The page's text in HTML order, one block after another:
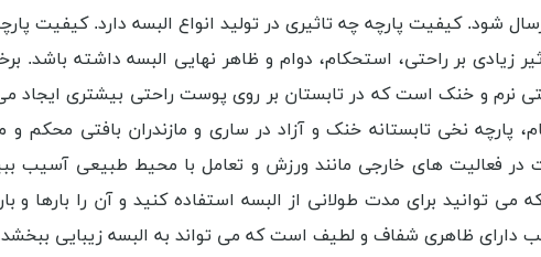
شود. کیفیت پارچه چه تاثیری در تولید انواع البسه دارد. کیفیت
زیادی بر راحتی، استحکام، دوام و ظاهر نهایی البسه داشته باشد.
نرم و خنک است که در تابستان بر روی پوست راحتی بیشتری ایجاد
نخی تابستانه خنک و آزاد در ساری و مازندران بافتی محکم و
فعالیت های خارجی مانند ورزش و تعامل با محیط طبیعی آسیب
می توانید برای مدت طولانی از البسه استفاده کنید و آن را
دارای ظاهری شفاف و لطیف است که می تواند به البسه زیبایی